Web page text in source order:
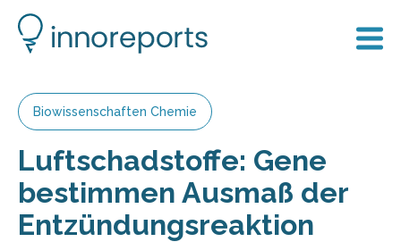
Biowissenschaften Chemie
Luftschadstoffe: Gene
bestimmen Ausmaß der
Entzündungsreaktion